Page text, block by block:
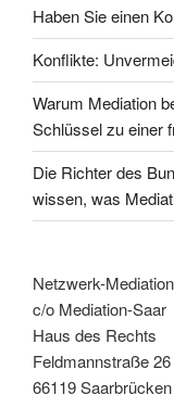
Haben Sie einen
Konflikte:
Warum Mediation
Schlüssel zu einer
Die Richter des
wissen, was
Netzwerk-
c/o Mediation-Saar
Haus des Rechts
Feldmannstraße 26
66119 Saarbrücken